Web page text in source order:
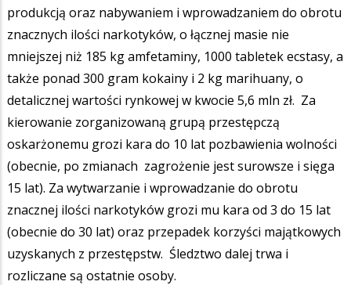
produkcją oraz nabywaniem i wprowadzaniem do obrotu
znacznych ilości narkotyków, o łącznej masie nie
mniejszej niż 185 kg amfetaminy, 1000 tabletek ecstasy, a
także ponad 300 gram kokainy i 2 kg marihuany, o
detalicznej wartości rynkowej w kwocie 5,6 mln zł. Za
kierowanie zorganizowaną grupą przestępczą
oskarżonemu grozi kara do 10 lat pozbawienia wolności
(obecnie, po zmianach zagrożenie jest surowsze i sięga
15 lat). Za wytwarzanie i wprowadzanie do obrotu
znacznej ilości narkotyków grozi mu kara od 3 do 15 lat
(obecnie do 30 lat) oraz przepadek korzyści majątkowych
uzyskanych z przestępstw. Śledztwo dalej trwa i
rozliczane są ostatnie osoby.